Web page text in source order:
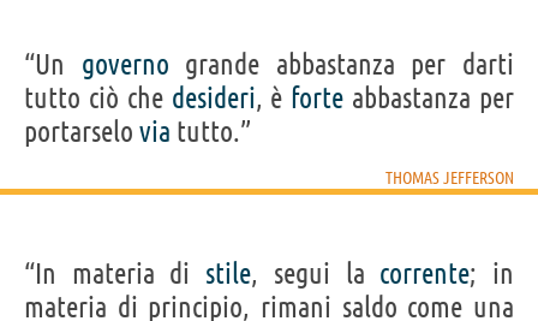
“Un governo grande abbastanza per darti
tutto ciò che desideri, è forte abbastanza per
portarselo via tutto.”
THOMAS JEFFERSON
“In materia di stile, segui la corrente; in
materia di principio, rimani saldo come una